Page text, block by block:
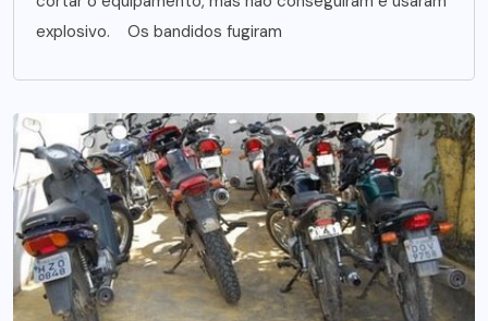
explosivo. Os bandidos fugiram